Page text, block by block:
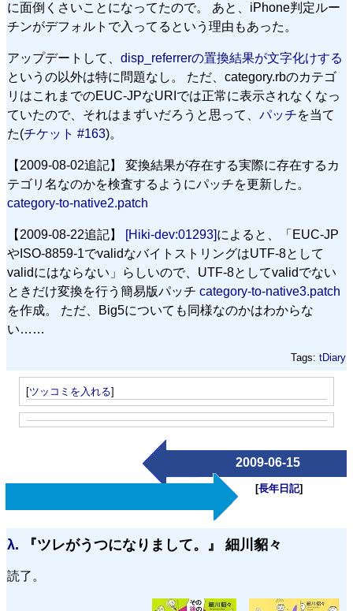
に面倒くさいことになってたので。 あと、iPhone判定ルー
チンがデフォルトで入ってるという理由もあった。
アップデートして、 disp_referrerの置換結果が文字化けする
というの以外は特に問題なし。 ただ、category.rbのカテゴ
リはこれまでのEUC-JPなURIでは正常に表示されなくなっ
ていたので、それはまずいだろうと思って、 パッチを当て
た(チケット #163)。
【2009-08-02追記】 変換結果が存在する実際に存在するカ
テゴリ名なのかを検査するようにパッチを更新した。
category-to-native2.patch
【2009-08-22追記】 [Hiki-dev:01293]によると、「EUC-JP
やISO-8859-1でvalidなバイトストリングはUTF-8として
validにはならない」らしいので、UTF-8としてvalidでない
ときだけ変換を行う簡易版パッチ category-to-native3.patch
を作成。 ただ、Big5についても同様なのかはわからな
い……
Tags: tDiary
[ツッコミを入れる]
2009-06-15
[長年日記]
λ. 『ツレがうつになりまして。』 細川貂々
読了。